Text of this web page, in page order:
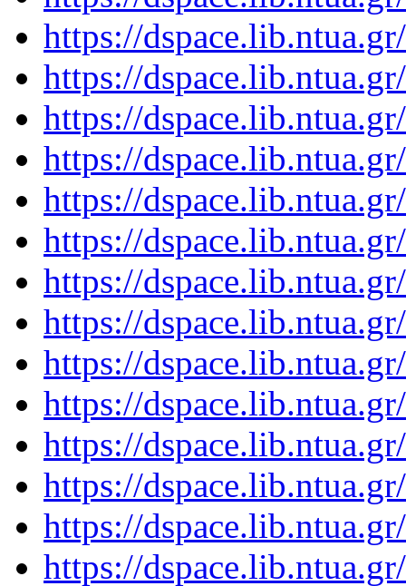
https://
https://
https://
https://
https://
https://
https://
https://
https://
https://
https://
https://
https://
https://